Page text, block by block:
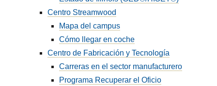
Centro Streamwood
Mapa del campus
Cómo llegar en coche
Centro de Fabricación y Tecnología
Carreras en el sector manufacturero
Programa Recuperar el Oficio